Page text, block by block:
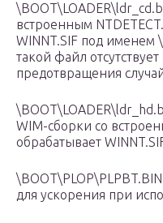
встроенным
WINNT.SIF под именем
такой файл
предотвращения
WIM-сборки со
обрабатывает
для ускорения при